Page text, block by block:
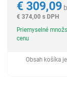
€309,09
€ 374,00 s DPH
Priemyselné
cenu
Obsah košíka